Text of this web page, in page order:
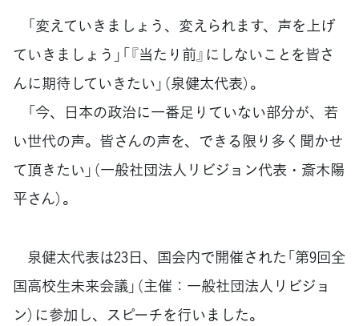
「変えていきましょう、変えられます、声を上げ
ていきましょう」「『当たり前』にしないことを皆さ
んに期待していきたい」（泉健太代表）。
「今、日本の政治に一番足りていない部分が、若
い世代の声。皆さんの声を、できる限り多く聞かせ
て頂きたい」（一般社団法人リビジョン代表・斎木陽
平さん）。
泉健太代表は23日、国会内で開催された「第9回全
国高校生未来会議」（主催：一般社団法人リビジョ
ン）に参加し、スピーチを行いました。